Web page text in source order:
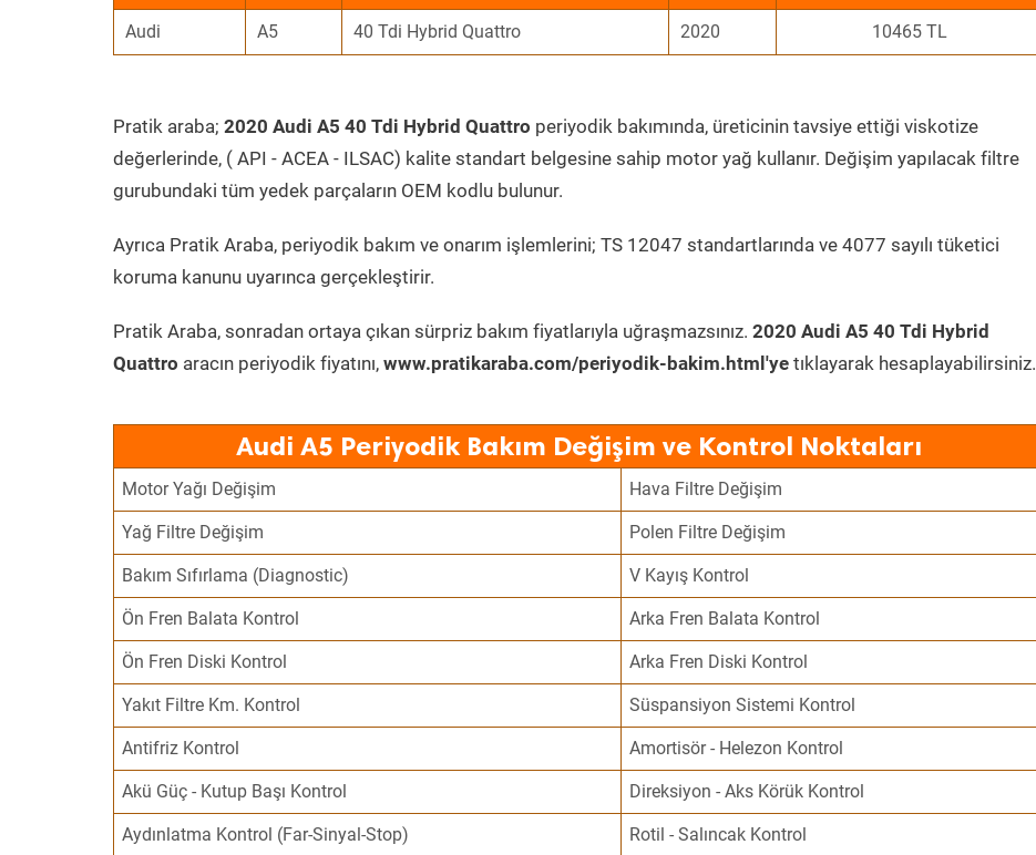
Audi A5 40 Tdi Hybrid Quattro 2020 10465 TL
Pratik araba; 2020 Audi A5 40 Tdi Hybrid Quattro periyodik bakımında, üreticinin tavsiye ettiği viskotize
değerlerinde, ( API - ACEA - ILSAC) kalite standart belgesine sahip motor yağ kullanır. Değişim yapılacak filtre
gurubundaki tüm yedek parçaların OEM kodlu bulunur.
Ayrıca Pratik Araba, periyodik bakım ve onarım işlemlerini; TS 12047 standartlarında ve 4077 sayılı tüketici
koruma kanunu uyarınca gerçekleştirir.
Pratik Araba, sonradan ortaya çıkan sürpriz bakım fiyatlarıyla uğraşmazsınız. 2020 Audi A5 40 Tdi Hybrid
Quattro aracın periyodik fiyatını, www.pratikaraba.com/periyodik-bakim.html'ye tıklayarak hesaplayabilirsiniz.
Audi A5 Periyodik Bakım Değişim ve Kontrol Noktaları
Motor Yağı Değişim Hava Filtre Değişim
Yağ Filtre Değişim Polen Filtre Değişim
Bakım Sıfırlama (Diagnostic) V Kayış Kontrol
Ön Fren Balata Kontrol Arka Fren Balata Kontrol
Ön Fren Diski Kontrol Arka Fren Diski Kontrol
Yakıt Filtre Km. Kontrol Süspansiyon Sistemi Kontrol
Antifriz Kontrol Amortisör - Helezon Kontrol
Akü Güç - Kutup Başı Kontrol Direksiyon - Aks Körük Kontrol
Aydınlatma Kontrol (Far-Sinyal-Stop) Rotil - Salıncak Kontrol